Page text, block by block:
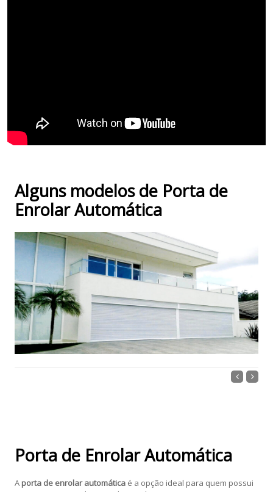
Alguns modelos de Porta de
Enrolar Automática
Porta de Enrolar Automática
A porta de enrolar automáticaé a opção ideal para quem possui